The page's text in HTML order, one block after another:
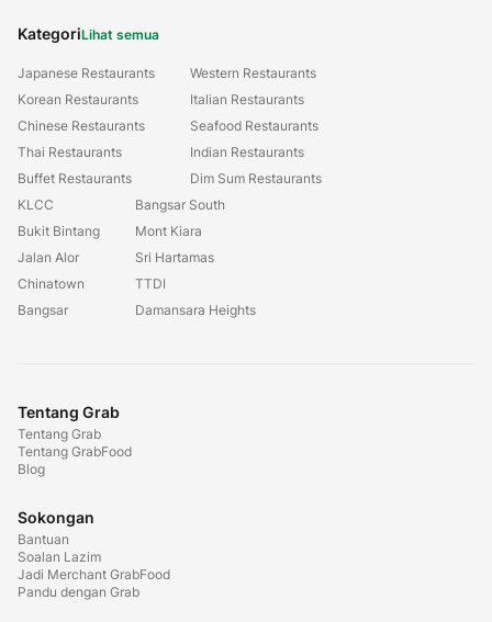
KategoriLihat semua
Japanese Restaurants
Korean Restaurants
Chinese Restaurants
Thai Restaurants
Buffet Restaurants
Western Restaurants
Italian Restaurants
Seafood Restaurants
Indian Restaurants
Dim Sum Restaurants
KLCC
Bukit Bintang
Jalan Alor
Chinatown
Bangsar
Bangsar South
Mont Kiara
Sri Hartamas
TTDI
Damansara Heights
Tentang Grab
Tentang Grab
Tentang GrabFood
Blog
Sokongan
Bantuan
Soalan Lazim
Jadi Merchant GrabFood
Pandu dengan Grab